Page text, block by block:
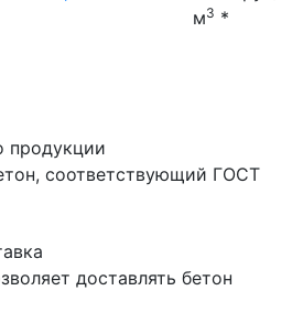
м3 *
продукции
соответствующий ГОСТ
доставлять бетон